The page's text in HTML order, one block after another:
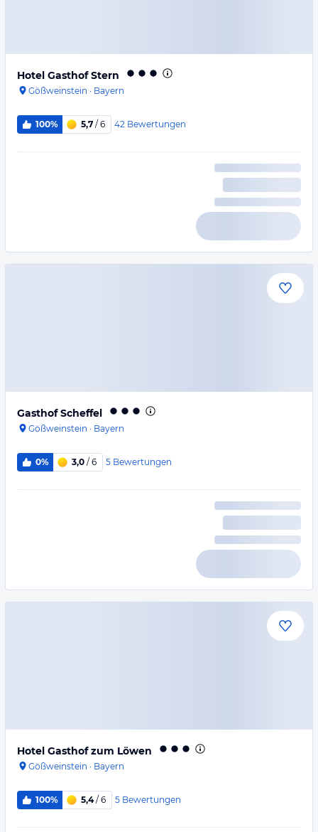
Hotel Gasthof Stern
Gößweinstein · Bayern
100% 5,7 / 6 42 Bewertungen
Gasthof Scheffel
Gößweinstein · Bayern
0% 3,0 / 6 5 Bewertungen
Hotel Gasthof zum Löwen
Gößweinstein · Bayern
100% 5,4/ 6 5 Bewertungen